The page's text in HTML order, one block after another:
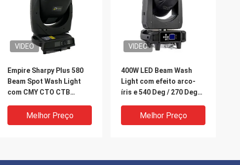
VIDEO
Empire Sharpy Plus 580
Beam Spot Wash Light
com CMY CTO CTB
lâmpada 15 cores 8
Gobos rotativos 31
Melhor Preço
VIDEO
400W LED Beam Wash
Light com efeito arco-
íris e 540 Deg / 270 Deg
inclinação para
iluminação do palco
Melhor Preço